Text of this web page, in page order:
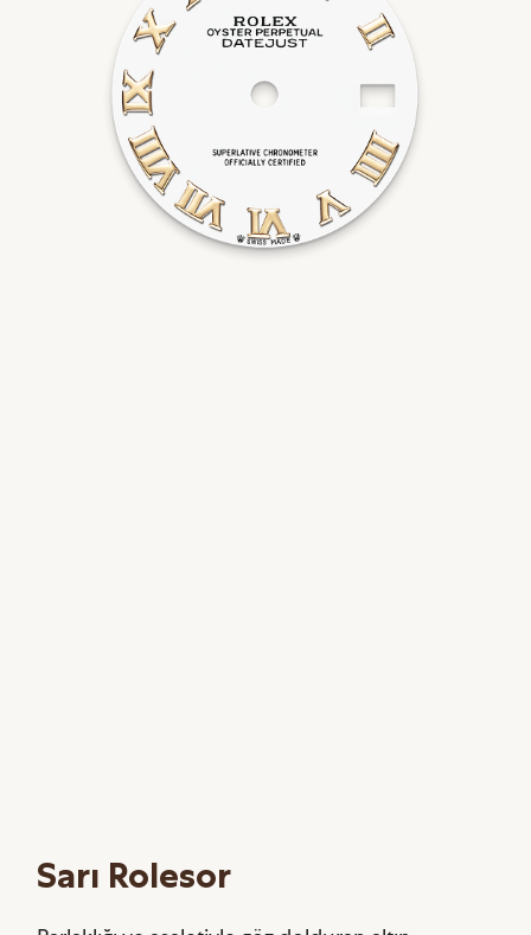
Sarı Rolesor